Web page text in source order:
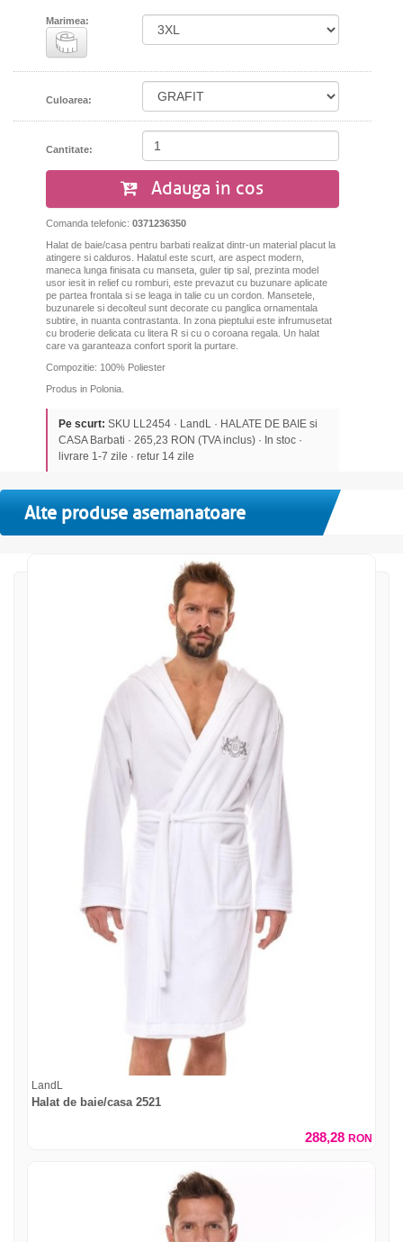
Marimea:
Culoarea:
Cantitate:
Adauga in cos
Comanda telefonic: 0371236350
Halat de baie/casa pentru barbati realizat dintr-un material placut la
atingere si calduros. Halatul este scurt, are aspect modern,
maneca lunga finisata cu manseta, guler tip sal, prezinta model
usor iesit in relief cu romburi, este prevazut cu buzunare aplicate
pe partea frontala si se leaga in talie cu un cordon. Mansetele,
buzunarele si decolteul sunt decorate cu panglica ornamentala
subtire, in nuanta contrastanta. In zona pieptului este infrumusetat
cu broderie delicata cu litera R si cu o coroana regala. Un halat
care va garanteaza confort sporit la purtare.
Compozitie: 100% Poliester
Produs in Polonia.
Pe scurt: SKU LL2454 · LandL · HALATE DE BAIE si
CASA Barbati · 265,23 RON (TVA inclus) · In stoc ·
livrare 1-7 zile · retur 14 zile
Alte produse asemanatoare
LandL
Halat de baie/casa 2521
288,28 RON